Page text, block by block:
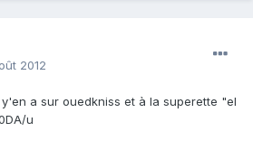
2012
a sur ouedkniss et à la superette "el
u